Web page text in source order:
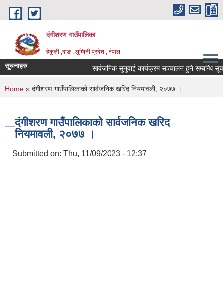
Skip to main content
दंगीशरण गाउँपालिका
हेकुली ,दाङ , लुम्बिनी प्रदेश , नेपाल
सूचनाहरु सार्वजनिक सुनुवाई कार्यक्रम सञ्चालन हुने सम्बन्धि
You are here
Home » दंगीशरण गाउँपालिकाको सार्वजनिक खरिद नियमावली, २०७७ ।
दंगीशरण गाउँपालिकाको सार्वजनिक खरिद
नियमावली, २०७७ ।
Submitted on: Thu, 11/09/2023 - 12:37